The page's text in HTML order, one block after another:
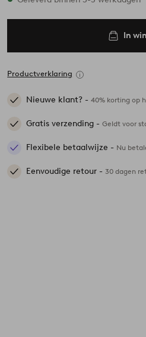
In
Productverklaring
Nieuwe klant? -40% korting op
Gratis verzending -Geldt voor
Flexibele betaalwijze - Nu
Eenvoudige retour -30 dagen